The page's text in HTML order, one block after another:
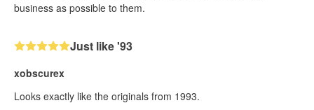
business as possible to them.
Just like '93
xobscurex
Looks exactly like the originals from 1993.